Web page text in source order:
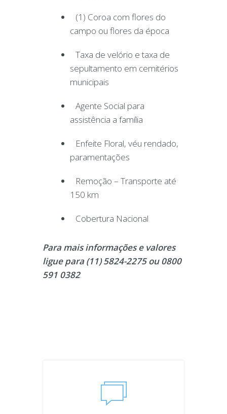
(1) Coroa com flores do
campo ou flores da época
Taxa de velório e taxa de
sepultamento em cemitérios
municipais
Agente Social para
assistência a família
Enfeite Floral, véu rendado,
paramentações
Remoção – Transporte até
150 km
Cobertura Nacional
Para mais informações e valores
ligue para (11) 5824-2275 ou 0800
591 0382.